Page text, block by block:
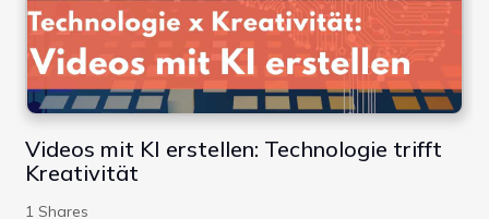
Videos mit KI erstellen: Technologie trifft
Kreativität
1 Shares